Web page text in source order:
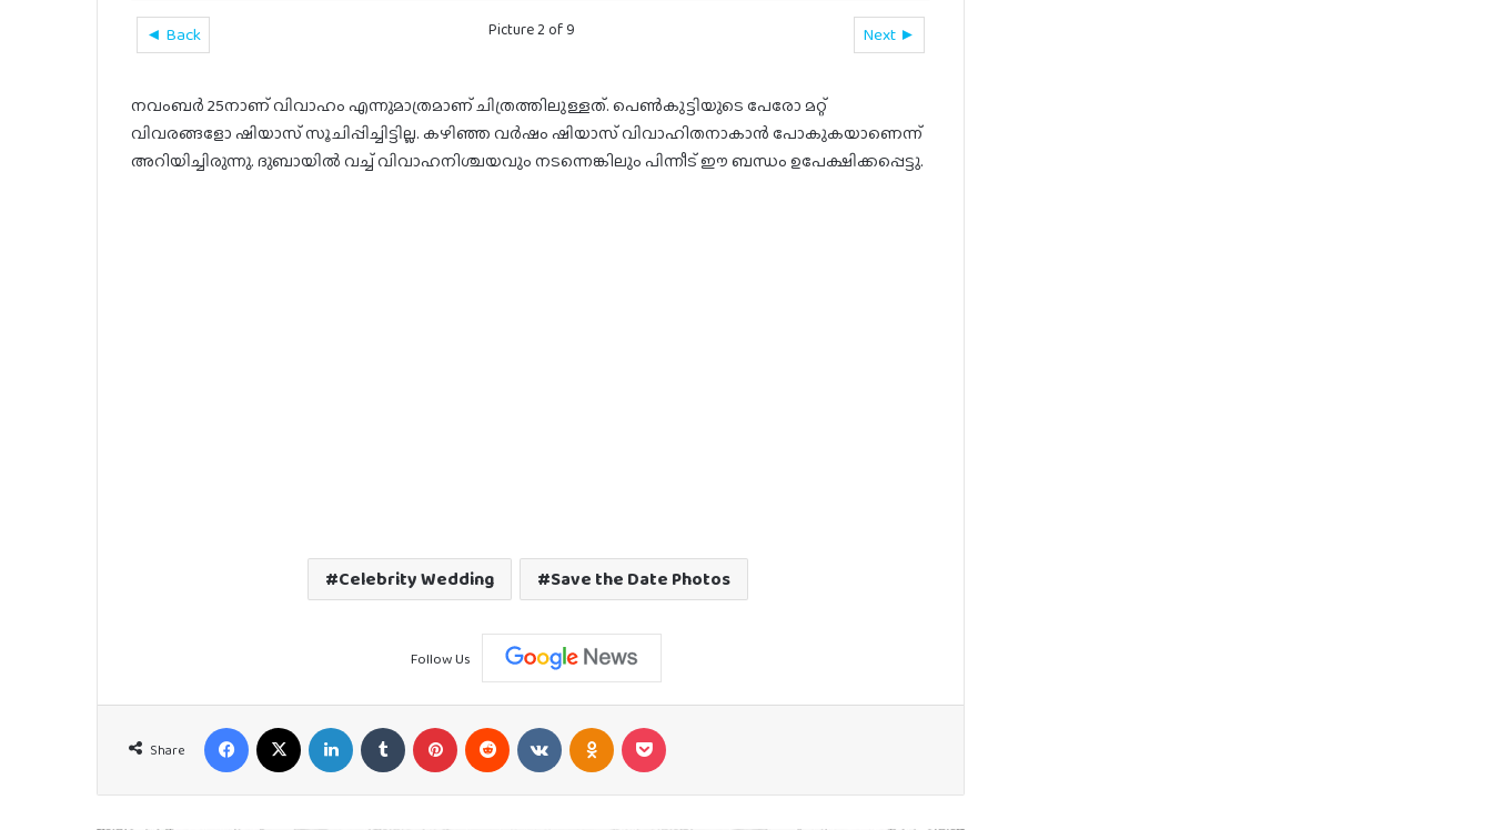
◄ Back Next ►
Picture 2 of 9
നവംബർ 25നാണ് വിവാഹം എന്നുമാത്രമാണ് ചിത്രത്തിലുള്ളത്. പെൺകുട്ടിയുടെ പേരോ മറ്റ്
വിവരങ്ങളോ ഷിയാസ് സൂചിപ്പിച്ചിട്ടില്ല. കഴിഞ്ഞ വർഷം ഷിയാസ് വിവാഹിതനാകാൻ പോകുകയാണെന്ന്
അറിയിച്ചിരുന്നു. ദുബായിൽ വച്ച് വിവാഹനിശ്ചയവും നടന്നെങ്കിലും പിന്നീട് ഈ ബന്ധം ഉപേക്ഷിക്കപ്പെട്ടു.
Celebrity Wedding Save the Date Photos
Follow Us
Share
Facebook LinkedIn Tumblr Pinterest Reddit VKontakte Odnoklassniki